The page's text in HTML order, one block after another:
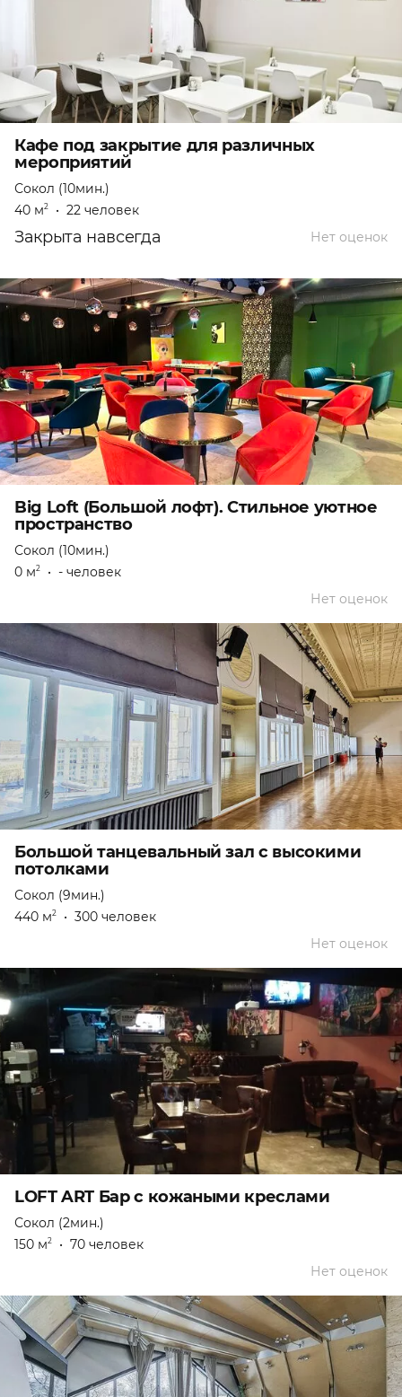
Кафе под закрытие для различных
мероприятий
Сокол (10мин.)
40 м2 • 22 человек
Нет оценок
Закрыта навсегда
Big Loft (Большой лофт). Стильное уютное
пространство
Сокол (10мин.)
0 м2 • - человек
Нет оценок
Большой танцевальный зал с высокими
потолками
Сокол (9мин.)
440 м2 • 300 человек
Нет оценок
LOFT ART Бар с кожаными креслами
Сокол (2мин.)
150 м2 • 70 человек
Нет оценок